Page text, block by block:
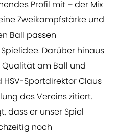
Profil mit – der Mix
Zweikampfstärke und
Ball passen
Darüber hinaus
am Ball und
Sportdirektor Claus
des Vereins zitiert.
dass er unser Spiel
noch